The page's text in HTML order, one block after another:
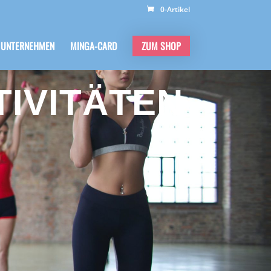
0-Artikel
MINGA-CARD ZUM SHOP